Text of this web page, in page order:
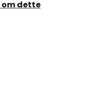
som går over i en
om dette